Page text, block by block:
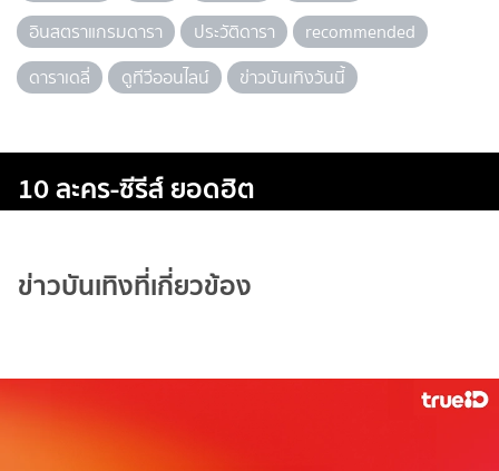
อินสตราแกรมดารา
ประวัติดารา
recommended
ดาราเดลี่
ดูทีวีออนไลน์ ข่าวบันเทิงวันนี้
10 ละคร-ซีรีส์ ยอดฮิต
ข่าวบันเทิงที่เกี่ยวข้อง